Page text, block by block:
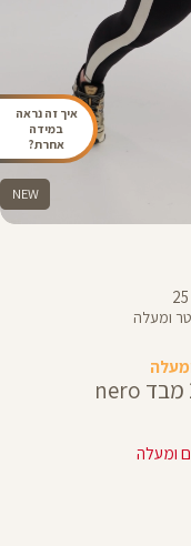
25
איך זה נראה
במידה
אחרת?
NEW